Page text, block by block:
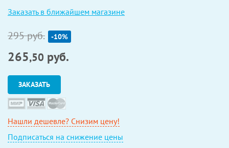
Заказать в ближайшем магазине
295 руб. -10%
265,50 руб.
ЗАКАЗАТЬ
Нашли дешевле? Снизим цену!
Подписаться на снижение цены